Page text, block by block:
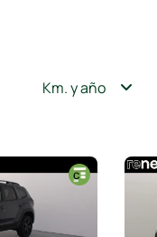
Km. y año